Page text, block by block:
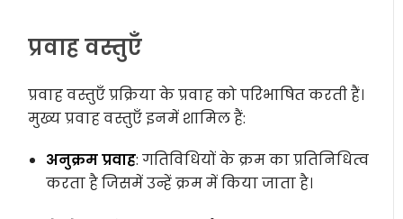
प्रवाह वस्तुएँ
प्रवाह वस्तुएँ प्रक्रिया के प्रवाह को परिभाषित करती हैं।
मुख्य प्रवाह वस्तुएँ इनमें शामिल हैं:
अनुक्रम प्रवाह: गतिविधियों के क्रम का प्रतिनिधित्व
करता है जिसमें उन्हें क्रम में किया जाता है।